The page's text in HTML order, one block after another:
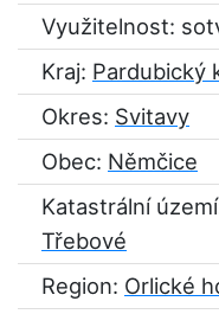
Využitelnost:
Kraj: Pardubický
Okres: Svitavy
Obec: Němčice
Katastrální
Třebové
Region: Orlické